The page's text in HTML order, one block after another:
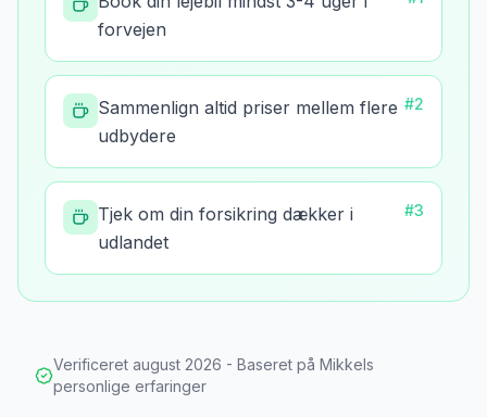
forvejen
Sammenlign altid priser mellem flere
udbydere
#2
Tjek om din forsikring dækker i
udlandet
#3
Verificeret august 2026 - Baseret på Mikkels
personlige erfaringer